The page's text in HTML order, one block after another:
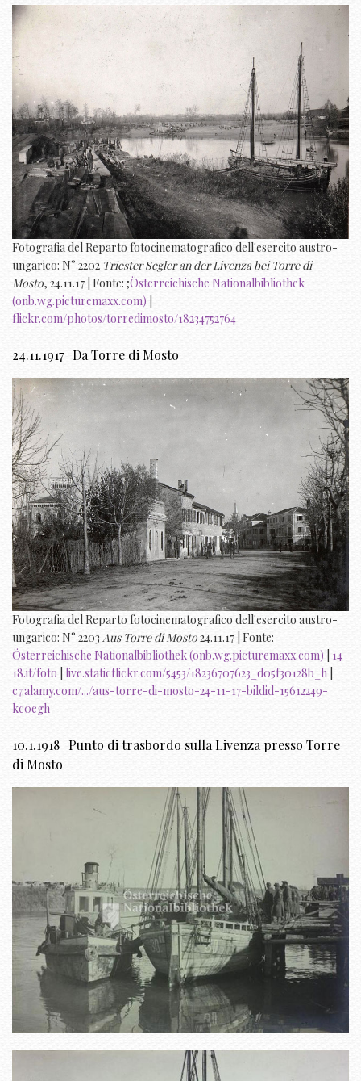
Fotografia del Reparto fotocinematografico dell'esercito austro-
ungarico: N° 2202 Triester Segler an der Livenza bei Torre di
Mosto, 24.11.17 | Fonte: ;Österreichische Nationalbibliothek
(onb.wg.picturemaxx.com)
flickr.com/photos/torredimosto/18234752764
24.11.1917 | Da Torre di Mosto
Fotografia del Reparto fotocinematografico dell'esercito austro-
ungarico: N° 2203 Aus Torre di Mosto24.11.17 | Fonte:
Österreichische Nationalbibliothek (onb.wg.picturemaxx.com)
14-
18.it/foto
live.staticflickr.com/5453/18236707623_d05f30128b_h
c7.alamy.com/.../aus-torre-di-mosto-24-11-17-bildid-15612249-
kc0egh
10.1.1918 | Punto di trasbordo sulla Livenza presso Torre
di Mosto